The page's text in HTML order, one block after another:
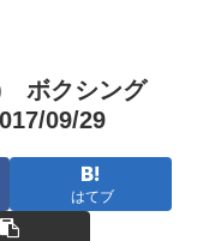
ボクシング
09/29
はてブ